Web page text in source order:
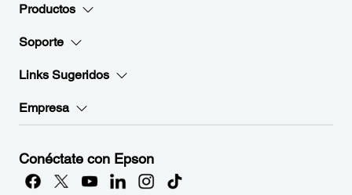
Productos
Soporte
Links Sugeridos
Empresa
Conéctate con Epson